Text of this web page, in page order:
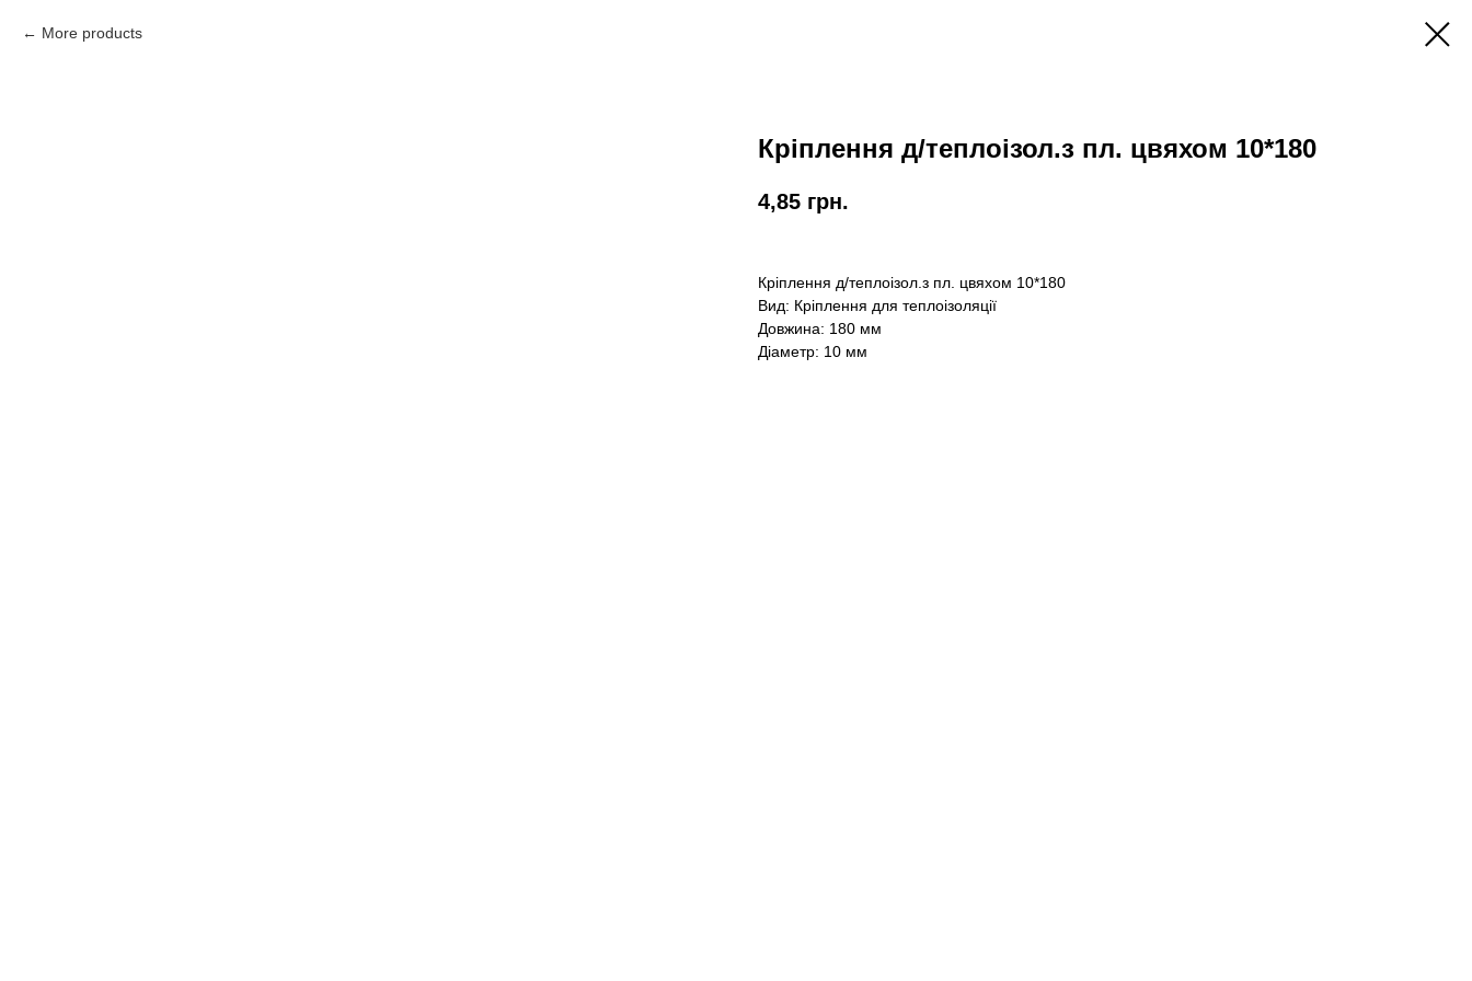
More products
Кріплення д/теплоізол.з пл. цвяхом 10*180
4,85 грн.
Кріплення д/теплоізол.з пл. цвяхом 10*180
Вид: Кріплення для теплоізоляції
Довжина: 180 мм
Діаметр: 10 мм